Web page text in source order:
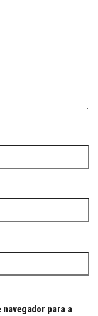
navegador para a